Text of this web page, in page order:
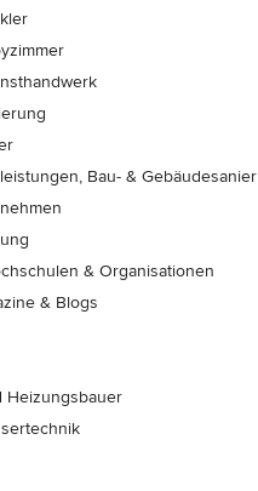
Bau- &
& Organisationen
& Blogs
Heizungsbauer